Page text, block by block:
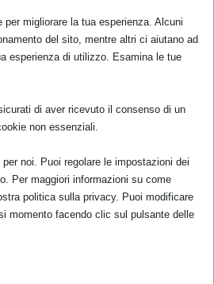
un investimento per la
opuscolo del Ministero
migliorare la tua esperienza. Alcuni
del sito, mentre altri ci aiutano ad
esperienza di utilizzo. Esamina le tue
di aver ricevuto il consenso di un
non essenziali.
noi. Puoi regolare le impostazioni dei
Per maggiori informazioni su come
politica sulla privacy. Puoi modificare
momento facendo clic sul pulsante delle